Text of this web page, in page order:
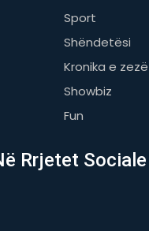
Sport
Shëndetësi
Kronika e zezë
Showbiz
Fun
Rrjetet Sociale